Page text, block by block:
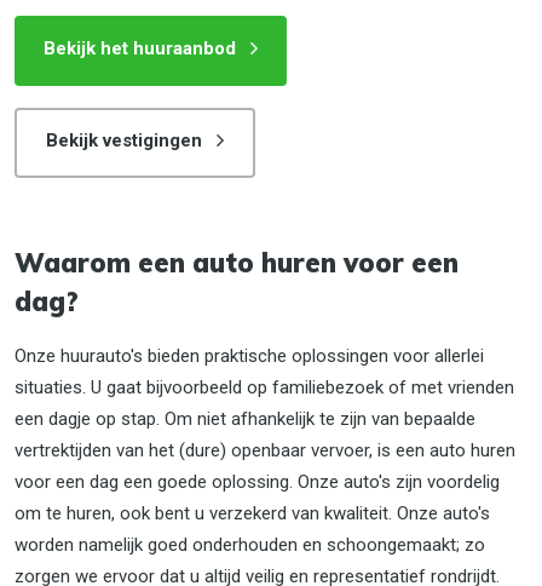
Bekijk het huuraanbod
Bekijk vestigingen
Waarom een auto huren voor een
dag?
Onze huurauto's bieden praktische oplossingen voor allerlei
situaties. U gaat bijvoorbeeld op familiebezoek of met vrienden
een dagje op stap. Om niet afhankelijk te zijn van bepaalde
vertrektijden van het (dure) openbaar vervoer, is een auto huren
voor een dag een goede oplossing. Onze auto's zijn voordelig
om te huren, ook bent u verzekerd van kwaliteit. Onze auto's
worden namelijk goed onderhouden en schoongemaakt; zo
zorgen we ervoor dat u altijd veilig en representatief rondrijdt.